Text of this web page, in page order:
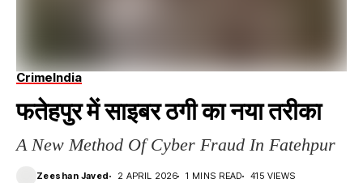
CrimeIndia
फतेहपुर में साइबर ठगी का नया तरीका
A New Method Of Cyber ​​Fraud In Fatehpur
Zeeshan Javed 2 APRIL 2026 1 MINS READ 415 VIEWS